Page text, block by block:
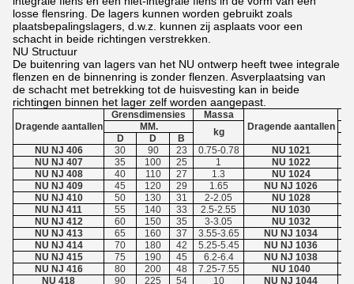
losse flensring. De lagers kunnen worden gebruikt zoals
plaatsbepalingslagers, d.w.z. kunnen zij asplaats voor een
schacht in beide richtingen verstrekken.
NU Structuur
De buitenring van lagers van het NU ontwerp heeft twee integrale
flenzen en de binnenring is zonder flenzen. Asverplaatsing van
de schacht met betrekking tot de huisvesting kan in beide
richtingen binnen het lager zelf worden aangepast.
Dragende aantallen
Grensdimensies
Massa
Dragende aantallen
MM. kg
D D
B
NU NJ 406
30 90 23 0.75-0.78 NU 1021
NU NJ 407
35 100 25 1 NU 1022
NU NJ 408
40 110 27 1.3 NU 1024
NU NJ 409
45 120 29 1.65 NU NJ 1026
NU NJ 410
50 130 31 2-2.05 NU 1028
NU NJ 411
55 140 33 2.5-2.55 NU 1030
NU NJ 412
60 150 35 3-3.05 NU 1032
NU NJ 413
65 160 37 3.55-3.65 NU NJ 1034
NU NJ 414
70 180 42 5.25-5.45 NU NJ 1036
NU NJ 415
75 190 45 6.2-6.4 NU NJ 1038
NU NJ 416
80 200 48 7.25-7.55 NU 1040
NU 418
90 225 54 10 NU NJ 1044